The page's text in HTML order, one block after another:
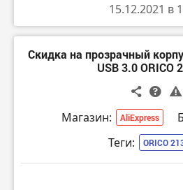
15.12.2021 в
Скидка на прозрачный
USB 3.0 ORICO
Магазин: AliExpress
Теги: ORICO